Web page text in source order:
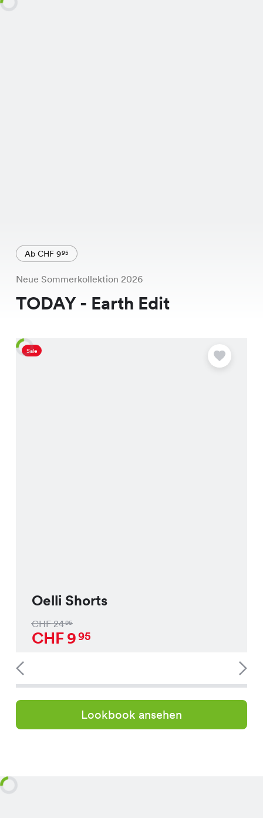
Ab CHF 995
Neue Sommerkollektion 2026
TODAY - Earth Edit
Sale
Oelli Shorts
CHF2495
CHF995
Lookbook ansehen